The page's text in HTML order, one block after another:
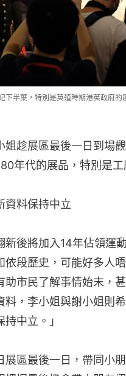
下半葉，特別是英殖時期港英政府
姐趁展區最後一日到場
年代的展品，特別是工
資料保持中立
新後將加入14年佔領運
依段歷史，可能好多人
助市民了解事情始末，
料，李小姐與謝小姐則
中立。」
展區最後一日，帶同小